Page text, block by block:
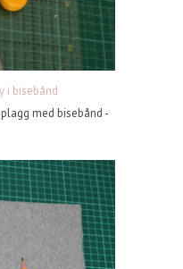
i bisebånd
med bisebånd -